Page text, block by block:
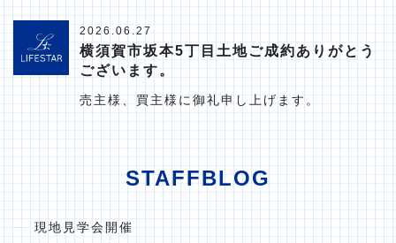
2026.06.27
横須賀市坂本5丁目土地ご成約ありがとう
ございます。
売主様、買主様に御礼申し上げます。
STAFFBLOG
現地見学会開催